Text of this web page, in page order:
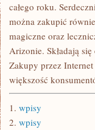
całego roku.
można zakupić
magiczne oraz
Arizonie. Składają
Zakupy przez
większość
1. wpisy
2. wpisy